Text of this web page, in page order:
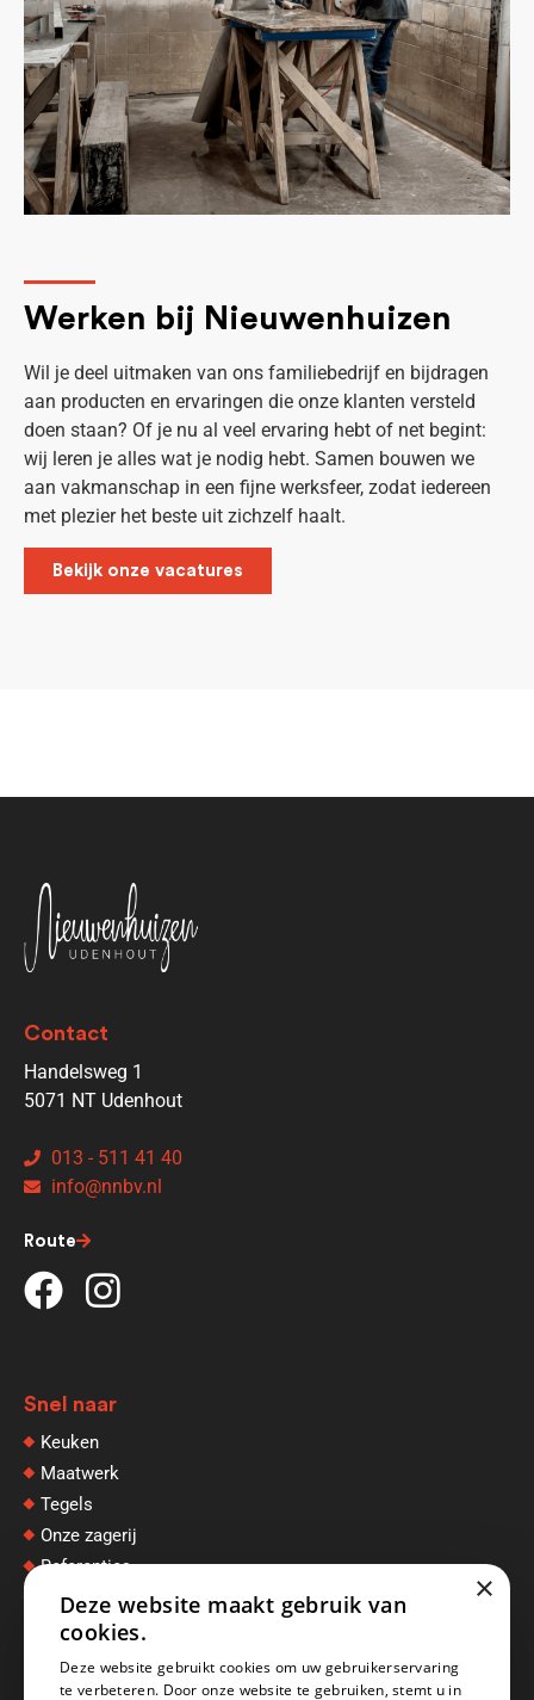
Werken bij Nieuwenhuizen
Wil je deel uitmaken van ons familiebedrijf en bijdragen
aan producten en ervaringen die onze klanten versteld
doen staan? Of je nu al veel ervaring hebt of net begint:
wij leren je alles wat je nodig hebt. Samen bouwen we
aan vakmanschap in een fijne werksfeer, zodat iedereen
met plezier het beste uit zichzelf haalt.
Bekijk onze vacatures
Contact
Handelsweg 1
5071 NT Udenhout
013 - 511 41 40
info@nnbv.nl
Route
Snel naar
Keuken
Maatwerk
Tegels
Onze zagerij
Referenties
Afspraak maken
Openingstijden
×
Deze website maakt gebruik van
cookies.
Deze website gebruikt cookies om uw gebruikerservaring
te verbeteren. Door onze website te gebruiken, stemt u in